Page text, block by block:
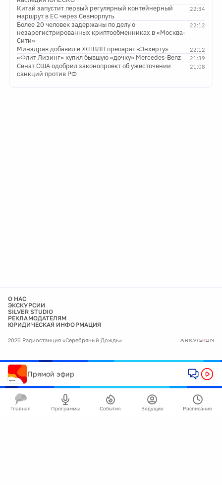
22:34
Китай запустит первый регулярный контейнерный
маршрут в ЕС через Севморпуть
22:12
Более 20 человек задержаны по делу о
незарегистрированных криптообменниках в «Москва-
Сити»
22:12
Минздрав добавил в ЖНВЛП препарат «Энхерту»
21:39
«Флит Лизинг» купил бывшую «дочку» Mercedes-Benz
21:08
Сенат США одобрил законопроект об ужесточении
санкций против РФ
О НАС
ЭКСКУРСИИ
SILVER STUDIO
РЕКЛАМОДАТЕЛЯМ
ЮРИДИЧЕСКАЯ ИНФОРМАЦИЯ
2026 Радиостанция «Серебряный Дождь»
Прямой эфир
Главная Программы События Ведущие Расписание